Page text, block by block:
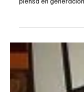
El tiempo y la
reflexión
La masonería lleva
Una reflexión sobre
piensa en